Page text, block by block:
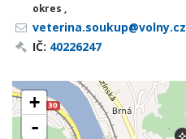
okres ,
veterina.soukup@volny.cz
IČ: 40226247
+
-